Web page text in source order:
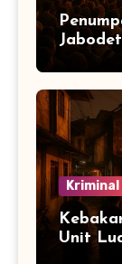
Warga
Kriminal
Unit